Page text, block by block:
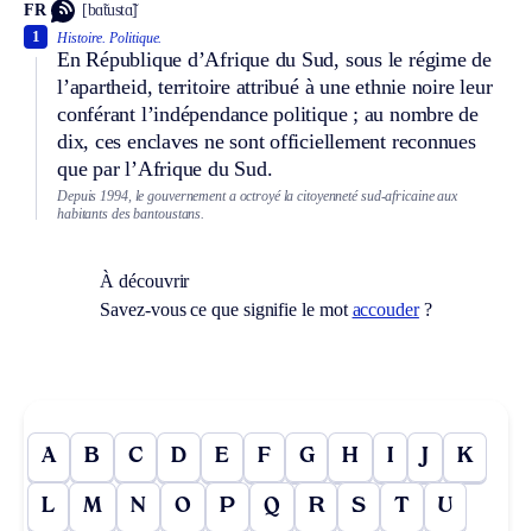
FR [bɑ̃tustɑ̃]
Histoire. Politique.
En République d’Afrique du Sud, sous le régime de
l’apartheid, territoire attribué à une ethnie noire leur
conférant l’indépendance politique ; au nombre de
dix, ces enclaves ne sont officiellement reconnues
que par l’Afrique du Sud.
1
Depuis 1994, le gouvernement a octroyé la citoyenneté sud-africaine aux
habitants des bantoustans.
À découvrir
Savez-vous ce que signifie le mot accouder?
A B C D E F G H I J K
L M N O P Q R S T U